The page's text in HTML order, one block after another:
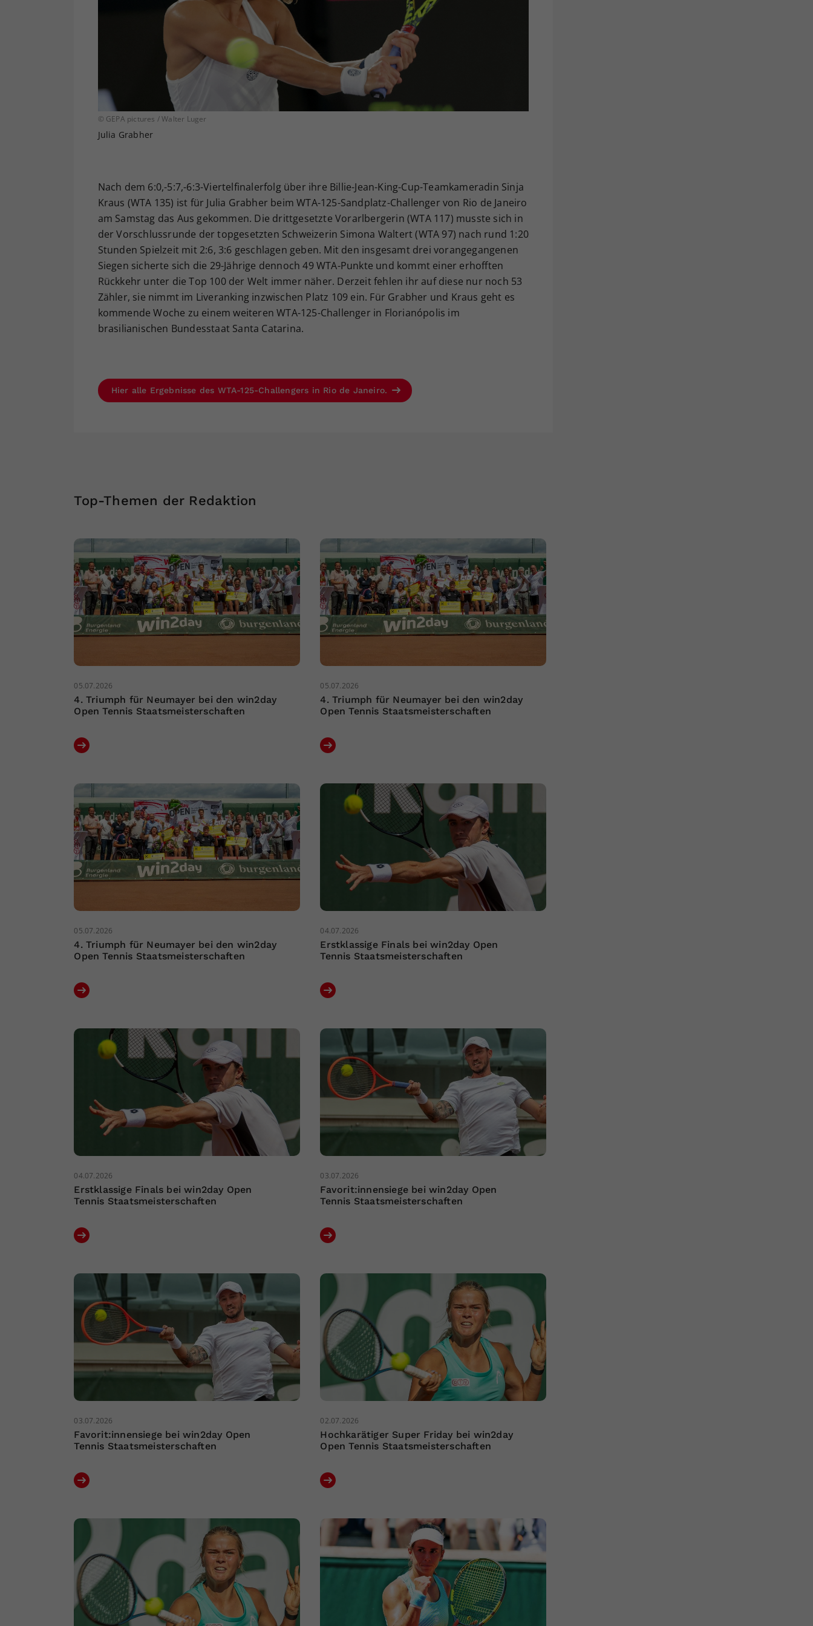
© GEPA pictures / Walter Luger
Julia Grabher
Nach dem 6:0,-5:7,-6:3-Viertelfinalerfolg über ihre Billie-Jean-King-Cup-Teamkameradin Sinja
Kraus (WTA 135) ist für Julia Grabher beim WTA-125-Sandplatz-Challenger von Rio de Janeiro
am Samstag das Aus gekommen. Die drittgesetzte Vorarlbergerin (WTA 117) musste sich in
der Vorschlussrunde der topgesetzten Schweizerin Simona Waltert (WTA 97) nach rund 1:20
Stunden Spielzeit mit 2:6, 3:6 geschlagen geben. Mit den insgesamt drei vorangegangenen
Siegen sicherte sich die 29-Jährige dennoch 49 WTA-Punkte und kommt einer erhofften
Rückkehr unter die Top 100 der Welt immer näher. Derzeit fehlen ihr auf diese nur noch 53
Zähler, sie nimmt im Liveranking inzwischen Platz 109 ein. Für Grabher und Kraus geht es
kommende Woche zu einem weiteren WTA-125-Challenger in Florianópolis im
brasilianischen Bundesstaat Santa Catarina.
Hier alle Ergebnisse des WTA-125-Challengers in Rio de Janeiro.
Top-Themen der Redaktion
05.07.2026
4. Triumph für Neumayer bei den win2day
Open Tennis Staatsmeisterschaften
05.07.2026
4. Triumph für Neumayer bei den win2day
Open Tennis Staatsmeisterschaften
05.07.2026
4. Triumph für Neumayer bei den win2day
Open Tennis Staatsmeisterschaften
04.07.2026
Erstklassige Finals bei win2day Open
Tennis Staatsmeisterschaften
04.07.2026
Erstklassige Finals bei win2day Open
Tennis Staatsmeisterschaften
03.07.2026
Favorit:innensiege bei win2day Open
Tennis Staatsmeisterschaften
03.07.2026
Favorit:innensiege bei win2day Open
Tennis Staatsmeisterschaften
02.07.2026
Hochkarätiger Super Friday bei win2day
Open Tennis Staatsmeisterschaften
Ihrer vorgenommen Einstellungen, falls der
Webseiten-Betreiber dies eingestellt hat.